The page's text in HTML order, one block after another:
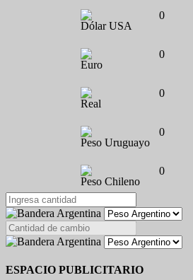
Dólar USA
0
Euro
0
Real
0
Peso Uruguayo
0
Peso Chileno
0
ESPACIO PUBLICITARIO